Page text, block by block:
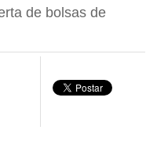
de bolsas de